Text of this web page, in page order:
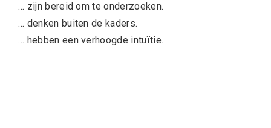
… zijn bereid om te onderzoeken.
… denken buiten de kaders.
… hebben een verhoogde intuïtie.